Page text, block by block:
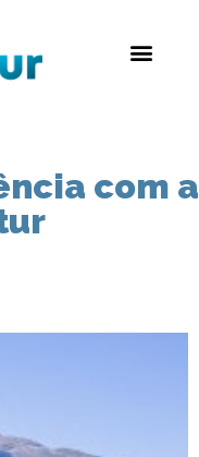
com a